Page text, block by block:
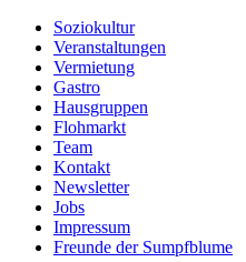
Soziokultur
Veranstaltungen
Vermietung
Gastro
Hausgruppen
Flohmarkt
Team
Kontakt
Newsletter
Jobs
Impressum
Freunde der Sumpfblume